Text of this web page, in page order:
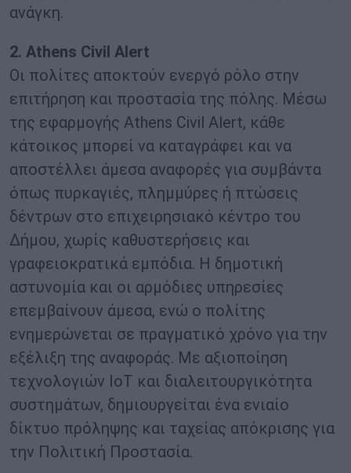
ανάγκη.
2. Athens Civil Alert
Οι πολίτες αποκτούν ενεργό ρόλο στην
επιτήρηση και προστασία της πόλης. Μέσω
της εφαρμογής Athens Civil Alert, κάθε
κάτοικος μπορεί να καταγράφει και να
αποστέλλει άμεσα αναφορές για συμβάντα
όπως πυρκαγιές, πλημμύρες ή πτώσεις
δέντρων στο επιχειρησιακό κέντρο του
Δήμου, χωρίς καθυστερήσεις και
γραφειοκρατικά εμπόδια. Η δημοτική
αστυνομία και οι αρμόδιες υπηρεσίες
επεμβαίνουν άμεσα, ενώ ο πολίτης
ενημερώνεται σε πραγματικό χρόνο για την
εξέλιξη της αναφοράς. Με αξιοποίηση
τεχνολογιών IoT και διαλειτουργικότητα
συστημάτων, δημιουργείται ένα ενιαίο
δίκτυο πρόληψης και ταχείας απόκρισης για
την Πολιτική Προστασία.